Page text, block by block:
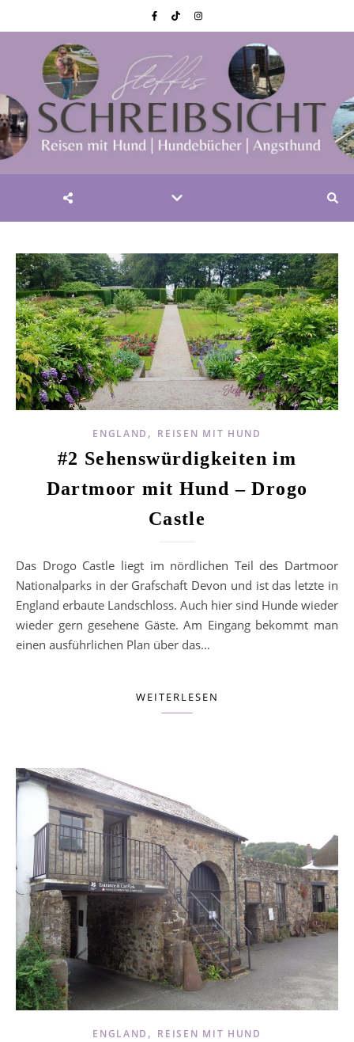
ENGLAND , REISEN MIT HUND
#2 Sehenswürdigkeiten im
Dartmoor mit Hund – Drogo
Castle
Das Drogo Castle liegt im nördlichen Teil des Dartmoor
Nationalparks in der Grafschaft Devon und ist das letzte in
England erbaute Landschloss. Auch hier sind Hunde wieder
wieder gern gesehene Gäste. Am Eingang bekommt man
einen ausführlichen Plan über das…
WEITERLESEN
ENGLAND , REISEN MIT HUND